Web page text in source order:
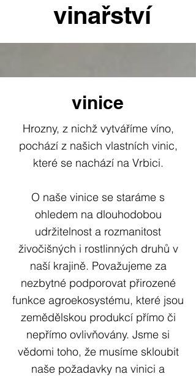
vinařství
vinice
Hrozny, z nichž vytváříme víno,
pochází z našich vlastních vinic,
které se nachází na Vrbici.
O naše vinice se staráme s
ohledem na dlouhodobou
udržitelnost a rozmanitost
živočišných i rostlinných druhů v
naší krajině. Považujeme za
nezbytné podporovat přirozené
funkce agroekosystému, které jsou
zemědělskou produkcí přímo či
nepřímo ovlivňovány. Jsme si
vědomi toho, že musíme skloubit
naše požadavky na vinici a